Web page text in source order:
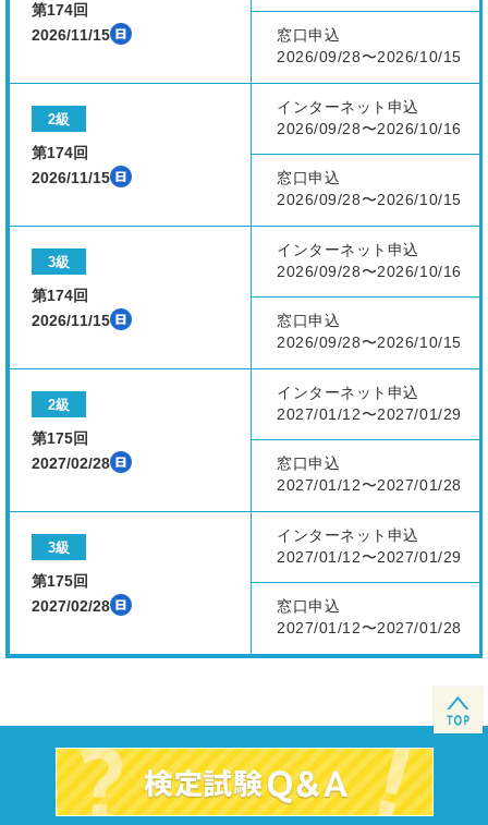
第174回
2026/11/15
窓口申込
2026/09/28〜2026/10/15
2級
第174回
2026/11/15
インターネット申込
2026/09/28〜2026/10/16
窓口申込
2026/09/28〜2026/10/15
3級
第174回
2026/11/15
インターネット申込
2026/09/28〜2026/10/16
窓口申込
2026/09/28〜2026/10/15
2級
第175回
2027/02/28
インターネット申込
2027/01/12〜2027/01/29
窓口申込
2027/01/12〜2027/01/28
3級
第175回
2027/02/28
インターネット申込
2027/01/12〜2027/01/29
窓口申込
2027/01/12〜2027/01/28